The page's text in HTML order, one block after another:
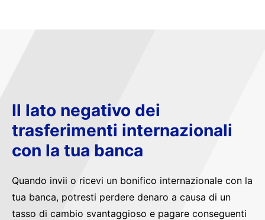
Il lato negativo dei
trasferimenti internazionali
con la tua banca
Quando invii o ricevi un bonifico internazionale con la
tua banca, potresti perdere denaro a causa di un
tasso di cambio svantaggioso e pagare conseguenti